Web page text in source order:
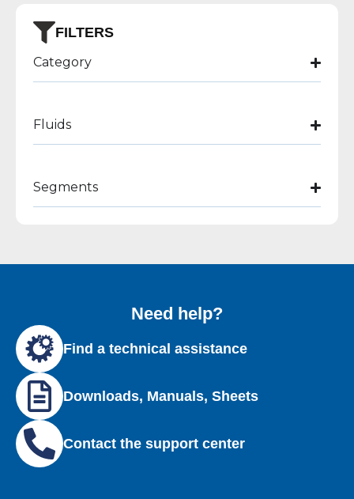
FILTERS
Category
Fluids
Segments
Need help?
Find a technical assistance
Downloads, Manuals, Sheets
Contact the support center